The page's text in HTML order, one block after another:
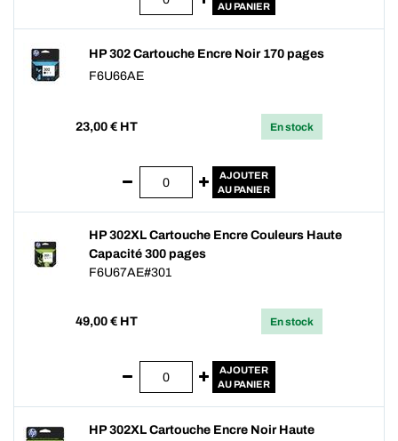
AU PANIER
HP 302 Cartouche Encre Noir 170 pages
F6U66AE
23,00 € HT En stock
AJOUTER
AU PANIER
HP 302XL Cartouche Encre Couleurs Haute
Capacité 300 pages
F6U67AE#301
49,00 € HT En stock
AJOUTER
AU PANIER
HP 302XL Cartouche Encre Noir Haute